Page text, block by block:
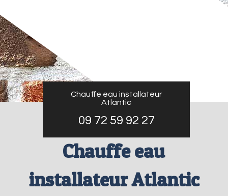
Chauffe eau installateur
Atlantic
09 72 59 92 27
Chauffe eau
installateur Atlantic